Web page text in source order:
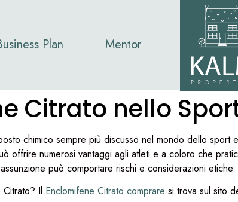
Plan Mentor
Citrato nello
chimico sempre più discusso nel mondo dello
offrire numerosi vantaggi agli atleti e a coloro che
può comportare rischi e considerazioni etiche.
Il Enclomifene Citrato comprare si trova sul sito